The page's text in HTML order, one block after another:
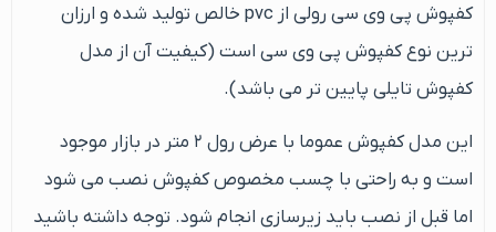
کفپوش پی وی سی رولی از pvc خالص تولید شده و ارزان
ترین نوع کفپوش پی وی سی است (کیفیت آن از مدل
کفپوش تایلی پایین تر می باشد).
این مدل کفپوش عموما با عرض رول ۲ متر در بازار موجود
است و به راحتی با چسب مخصوص کفپوش نصب می شود
اما قبل از نصب باید زیرسازی انجام شود. توجه داشته باشید